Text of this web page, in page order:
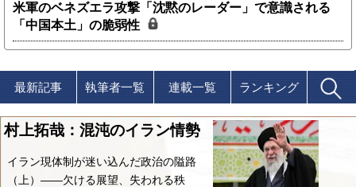
米軍のベネズエラ攻撃「沈黙のレーダー」で意識される
「中国本土」の脆弱性
最新記事 執筆者一覧 連載一覧 ランキング
村上拓哉：混沌のイラン情勢
イラン現体制が迷い込んだ政治の隘路
（上）――欠ける展望、失われる秩